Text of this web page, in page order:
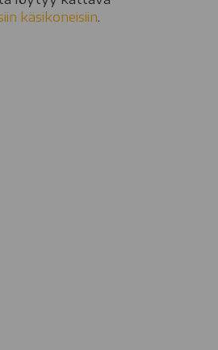
käsikoneisiin.